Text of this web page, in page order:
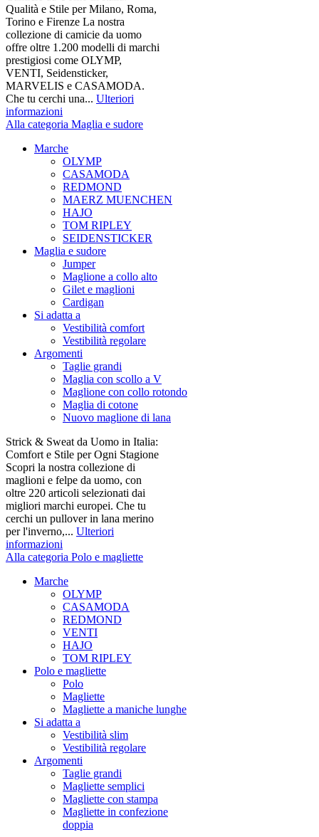
Qualità e Stile per Milano, Roma,
Torino e Firenze La nostra
collezione di camicie da uomo
offre oltre 1.200 modelli di marchi
prestigiosi come OLYMP,
VENTI, Seidensticker,
MARVELIS e CASAMODA.
Che tu cerchi una... Ulteriori
informazioni
Alla categoria Maglia e sudore
Marche
OLYMP
CASAMODA
REDMOND
MAERZ MUENCHEN
HAJO
TOM RIPLEY
SEIDENSTICKER
Maglia e sudore
Jumper
Maglione a collo alto
Gilet e maglioni
Cardigan
Si adatta a
Vestibilità comfort
Vestibilità regolare
Argomenti
Taglie grandi
Maglia con scollo a V
Maglione con collo rotondo
Maglia di cotone
Nuovo maglione di lana
Strick & Sweat da Uomo in Italia:
Comfort e Stile per Ogni Stagione
Scopri la nostra collezione di
maglioni e felpe da uomo, con
oltre 220 articoli selezionati dai
migliori marchi europei. Che tu
cerchi un pullover in lana merino
per l'inverno,... Ulteriori
informazioni
Alla categoria Polo e magliette
Marche
OLYMP
CASAMODA
REDMOND
VENTI
HAJO
TOM RIPLEY
Polo e magliette
Polo
Magliette
Magliette a maniche lunghe
Si adatta a
Vestibilità slim
Vestibilità regolare
Argomenti
Taglie grandi
Magliette semplici
Magliette con stampa
Magliette in confezione
doppia